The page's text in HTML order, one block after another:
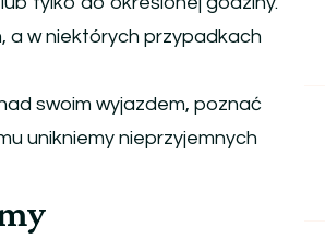
a w niektórych przypadkach
swoim wyjazdem, poznać
unikniemy nieprzyjemnych